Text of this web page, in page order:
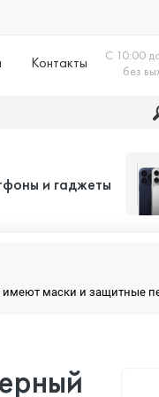
Контакты
С 10:00
без
и гаджеты
имеют маски и защитные